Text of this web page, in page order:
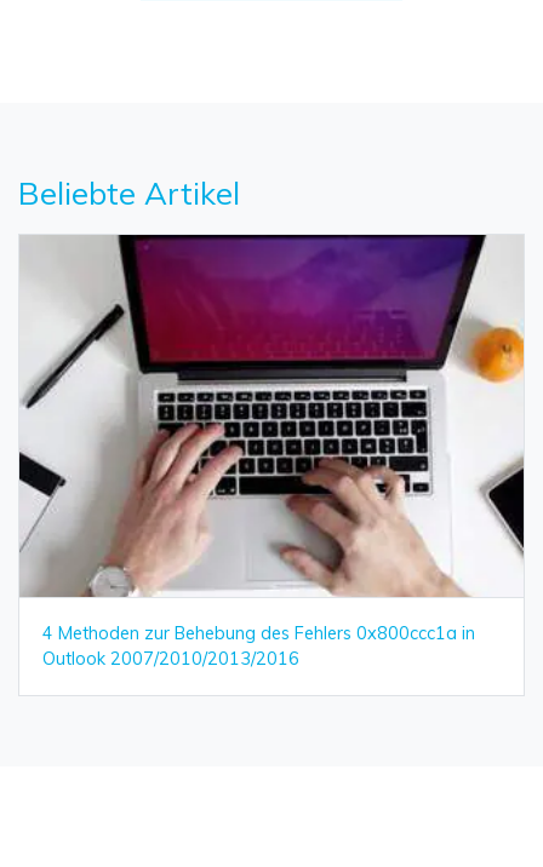
Beliebte Artikel
4 Methoden zur Behebung des Fehlers 0x800ccc1a in
Outlook 2007/2010/2013/2016